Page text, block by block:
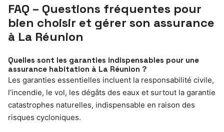
FAQ – Questions fréquentes pour
bien choisir et gérer son assurance
à La Réunion
Quelles sont les garanties indispensables pour une
assurance habitation à La Réunion ?
Les garanties essentielles incluent la responsabilité civile,
l’incendie, le vol, les dégâts des eaux et surtout la garantie
catastrophes naturelles, indispensable en raison des
risques cycloniques.